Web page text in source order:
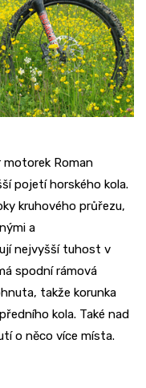
motorek Roman
pojetí horského kola.
kruhového průřezu,
a
nejvyšší tuhost v
spodní rámová
takže korunka
kola. Také nad
o něco více místa.